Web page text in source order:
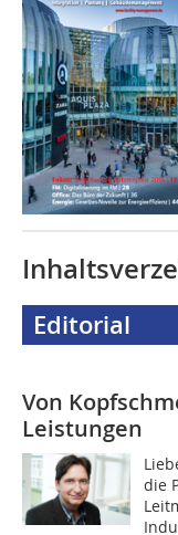
Editorial
Von
Leistungen
die